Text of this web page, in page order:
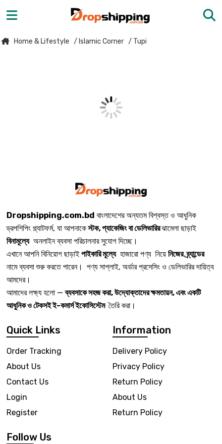
Home & Lifestyle / Islamic Corner / Tupi
Dropshipping.com.bd বাংলাদেশের অন্যতম বিশ্বস্ত ও আধুনিক
ড্রপশিপিং প্ল্যাটফর্ম, যা আপনাকেস্টক, প্যাকেজিং বা ডেলিভারিরঝামেলা ছাড়াই
বিনামূল্যেঅনলাইন ব্যবসা পরিচালনার সুযোগ দিচ্ছে।
এখানে আপনি বিনিয়োগ ছাড়াই পাইকারি মূল্যেহাজারো পণ্য নিয়ে নিজের ব্র্যান্ডের
নামে ব্যবসা শুরু করতে পারেন। পণ্য সাপ্লাই, অর্ডার প্রসেসিং ও ডেলিভারির দায়িত্ব
আমদের।
আমাদের লক্ষ্য হলো —ব্যবসাকে সহজ করা, উদ্যোক্তাদের ক্ষমতায়ন, এবং একটি
আধুনিক ও টেকসই ই-কমার্স ইকোসিস্টেম তৈরি করা।
Quick Links
Order Tracking
About Us
Contact Us
Login
Register
Information
Delivery Policy
Privacy Policy
Return Policy
About Us
Return Policy
Follow Us